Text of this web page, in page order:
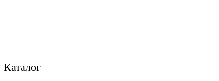
Каталог